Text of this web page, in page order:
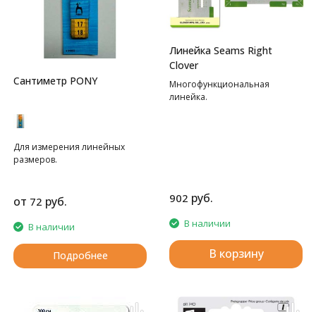
Сантиметр PONY
Для измерения линейных
размеров.
от 72 руб.
В наличии
Подробнее
Линейка Seams Right
Clover
Многофункциональная
линейка.
902 руб.
В наличии
В корзину